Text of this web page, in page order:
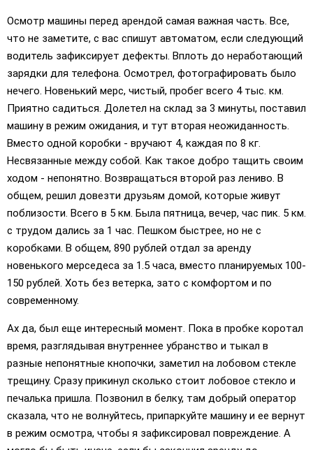
Осмотр машины перед арендой самая важная часть. Все,
что не заметите, с вас спишут автоматом, если следующий
водитель зафиксирует дефекты. Вплоть до неработающий
зарядки для телефона. Осмотрел, фотографировать было
нечего. Новенький мерс, чистый, пробег всего 4 тыс. км.
Приятно садиться. Долетел на склад за 3 минуты, поставил
машину в режим ожидания, и тут вторая неожиданность.
Вместо одной коробки - вручают 4, каждая по 8 кг.
Несвязанные между собой. Как такое добро тащить своим
ходом - непонятно. Возвращаться второй раз лениво. В
общем, решил довезти друзьям домой, которые живут
поблизости. Всего в 5 км. Была пятница, вечер, час пик. 5 км.
с трудом дались за 1 час. Пешком быстрее, но не с
коробками. В общем, 890 рублей отдал за аренду
новенького мерседеса за 1.5 часа, вместо планируемых 100-
150 рублей. Хоть без ветерка, зато с комфортом и по
современному.
Ах да, был еще интересный момент. Пока в пробке коротал
время, разглядывая внутреннее убранство и тыкал в
разные непонятные кнопочки, заметил на лобовом стекле
трещину. Сразу прикинул сколько стоит лобовое стекло и
печалька пришла. Позвонил в белку, там добрый оператор
сказала, что не волнуйтесь, припаркуйте машину и ее вернут
в режим осмотра, чтобы я зафиксировал повреждение. А